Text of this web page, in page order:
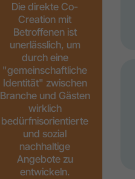
Die direkte Co-
Creation mit
Betroffenen ist
unerlässlich, um
durch eine
"gemeinschaftliche
Identität" zwischen
Branche und Gästen
wirklich
bedürfnisorientierte
und sozial
nachhaltige
Angebote zu
entwickeln.